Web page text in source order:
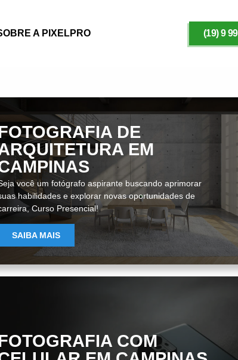
A PIXELPRO (19) 9
DE
EM
você um fotógrafo aspirante buscando aprimorar
habilidades e explorar novas oportunidades de
Curso Presencial!
SAIBA MAIS
COM